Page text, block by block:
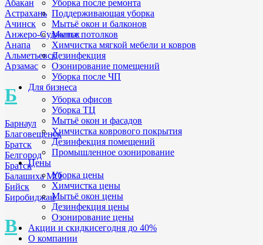
Абакан
Астрахань
Ачинск
Анжеро-Судженск
Анапа
Альметьевск
Арзамас
Б
Барнаул
Благовещенск
Братск
Белгород
Братск
Балашиха МО
Бийск
Биробиджан
В
Уборка после ремонта
Поддерживающая уборка
Мытьё окон и балконов
Мытье потолков
Химчистка мягкой мебели и ковров
Дезинфекция
Озонирование помещений
Уборка после ЧП
Для бизнеса
Уборка офисов
Уборка ТЦ
Мытьё окон и фасадов
Химчистка коврового покрытия
Дезинфекция помещений
Промышленное озонирование
Цены
Уборка цены
Химчистка цены
Мытьё окон цены
Дезинфекция цены
Озонирование цены
Акции и скидкисегодня до 40%
О компании